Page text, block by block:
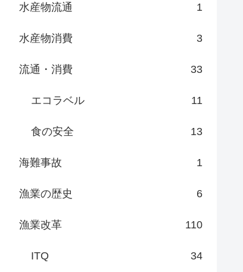
水産物流通 1
水産物消費 3
流通・消費 33
エコラベル 11
食の安全 13
海難事故 1
漁業の歴史 6
漁業改革 110
ITQ 34